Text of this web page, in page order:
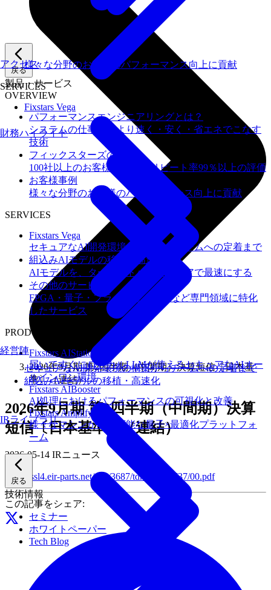
戻る
製品・サービス
OVERVIEW
パフォーマンスエンジニアリングとは？
システムの仕事を、より速く・安く・省エネでこなす
技術
フィックスターズの​強み
100社以上のお客様を支援しリピート率99％以上の評価
お客様事例
様々な分野のお客様のパフォーマンス向上に貢献
SERVICES
Fixstars Vega
セキュアなAI開発環境の構築からチームへの定着まで
組込みAIモデルの移植・高速化
AIモデルを、ターゲットハードウェアで最速にする
その他のサービス
FPGA・量子・フラッシュメモリなど専門領域に特化
したサービス
PRODUCTS
Fixstars AIStation
届いてすぐにローカルLLMが使えるセキュアなAIオー
ルインワン環境
Fixstars AIBooster
AI処理におけるパフォーマンスの可視化と改善
Fixstars Amplify
様々なマシンが利用可能な量子×最適化プラットフォ
ーム
戻る
技術情報
セミナー
ホワイトペーパー
Tech Blog
アクセス
経営陣
様々な分野のお客様のパフォーマンス向上に貢献
SERVICES
Fixstars Vega
セキュアなAI開発環境の構築からチームへの定着まで
組込みAIモデルの移植・高速化
財務ハイライト
IRライブラリ
2026年9月期 第2四半期（中間期）決算短信〔日本基
準〕（連結）
2026年9月期 第2四半期（中間期）決算
短信〔日本基準〕（連結）
2026-05-14 IRニュース
https://ssl4.eir-parts.net/doc/3687/tdnet/2812737/00.pdf
この記事をシェア: